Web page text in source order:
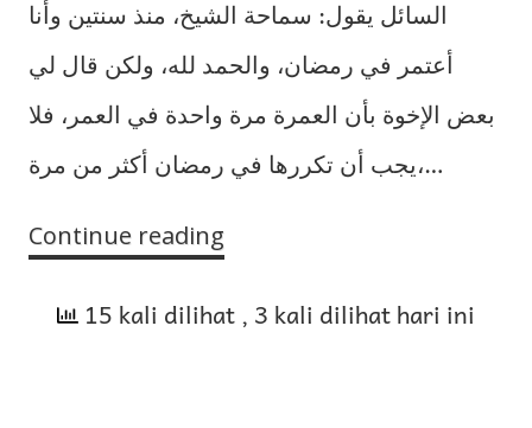
السائل يقول: سماحة الشيخ، منذ سنتين وأنا
أعتمر في رمضان، والحمد لله، ولكن قال لي
بعض الإخوة بأن العمرة مرة واحدة في العمر، فلا
يجب أن تكررها في رمضان أكثر من مرة،…
Continue reading
Berulang
15 kali dilihat, 3 kali dilihat hari ini